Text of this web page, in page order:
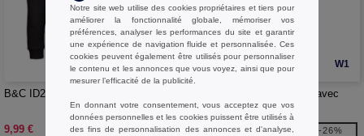
B&C ID202 - Sweat Coupe Droite
9,99 € -34%
W1
Beechfield BF045 - Bonnet avec
Rabat
2,79 €
-26%
Notre site web utilise des cookies propriétaires et tiers pour
améliorer la fonctionnalité globale, mémoriser vos
préférences, analyser les performances du site et garantir
une expérience de navigation fluide et personnalisée. Ces
cookies peuvent également être utilisés pour personnaliser
le contenu et les annonces que vous voyez, ainsi que pour
mesurer l’efficacité de la publicité.
En donnant votre consentement, vous acceptez que vos
données personnelles et les cookies puissent être utilisés à
des fins de personnalisation des annonces et d'analyse,